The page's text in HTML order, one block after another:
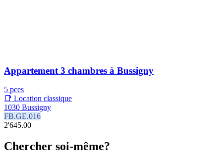
Appartement 3 chambres à Bussigny
5 pces
📑 Location classique
1030 Bussigny
FB.GE.016
2'645.00
Chercher soi-même?